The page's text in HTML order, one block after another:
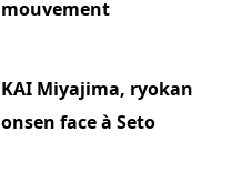
mouvement
KAI Miyajima, ryokan
onsen face à Seto